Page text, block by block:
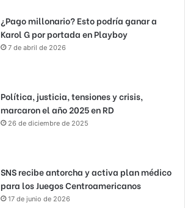
¿Pago millonario? Esto podría ganar a
Karol G por portada en Playboy
7 de abril de 2026
Política, justicia, tensiones y crisis,
marcaron el año 2025 en RD
26 de diciembre de 2025
SNS recibe antorcha y activa plan médico
para los Juegos Centroamericanos
17 de junio de 2026